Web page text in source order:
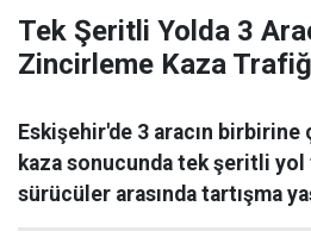
Tek Şeritli Yolda 3
Zincirleme Kaza
Eskişehir'de 3 aracın birbirine
kaza sonucunda tek şeritli yol
sürücüler arasında tartışma